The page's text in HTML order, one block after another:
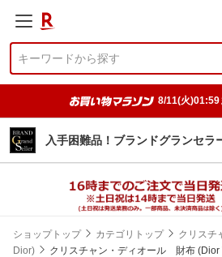
8/11(火)01:59
入手困難品！ブランドグランセラ
ショップトップ カテゴリトップ
クリスチ
Dior)
クリスチャン・ディオール 財布 (Dior